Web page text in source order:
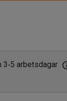
3‑5 arbetsdagar